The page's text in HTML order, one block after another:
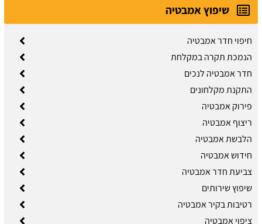
שיפוץ אמבטיה
חיפוי חדר אמבטיה
הנמכת תקרה במקלחת
חדר אמבטיה לנכים
התקנת מקלחונים
פירוק אמבטיה
ריצוף אמבטיה
הלבשת אמבטיה
חידוש אמבטיה
צביעת חדר אמבטיה
שיפוץ שירותים
רטיבות בקיר אמבטיה
ציפוי אמבטיה